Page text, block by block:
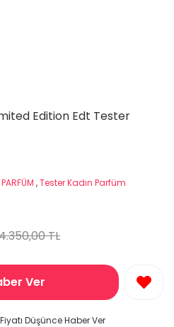
Edition Edt Tester
,Tester Kadın Parfüm
TL
Ver
Fiyatı Düşünce Haber Ver